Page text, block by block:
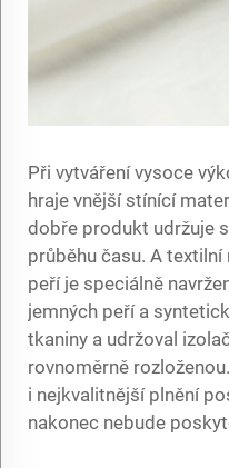
Při vytváření vysoce
hraje vnější stínící
dobře produkt udržuje
průběhu času. A textilní
peří je speciálně
jemných peří a
tkaniny a udržoval
rovnoměrně
i nejkvalitnější plnění
nakonec nebude